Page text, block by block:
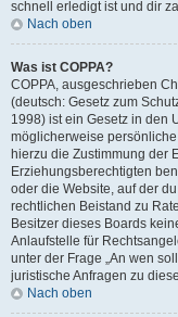
schnell erledigt ist und dir
Nach oben
Was ist COPPA?
COPPA, ausgeschrieben
(deutsch: Gesetz zum
1998) ist ein Gesetz in den
möglicherweise
hierzu die Zustimmung der
Erziehungsberechtigten
oder die Website, auf der
rechtlichen Beistand zu
Besitzer dieses Boards
Anlaufstelle für
unter der Frage „An wen
juristische Anfragen zu
Nach oben